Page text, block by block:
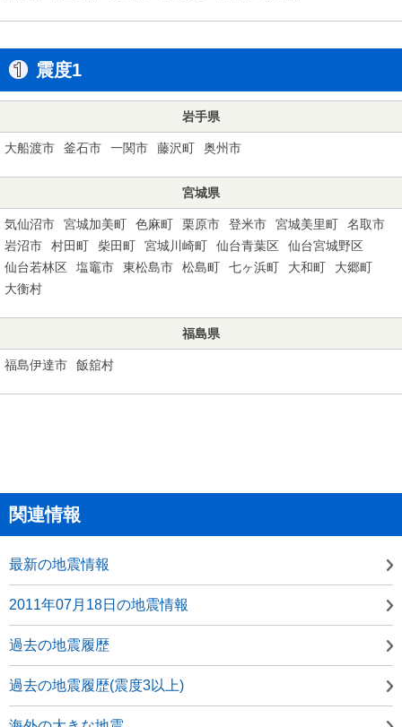
震度1
岩手県
大船渡市 釜石市 一関市 藤沢町 奥州市
宮城県
気仙沼市 宮城加美町 色麻町 栗原市 登米市 宮城美里町
名取市
岩沼市
村田町 柴田町 宮城川崎町 仙台青葉区
仙台宮城野区
仙台若林区
塩竈市 東松島市 松島町 七ヶ浜町 大和町
大郷町
大衡村
福島県
福島伊達市 飯舘村
関連情報
最新の地震情報
2011年07月18日の地震情報
過去の地震履歴
過去の地震履歴(震度3以上)